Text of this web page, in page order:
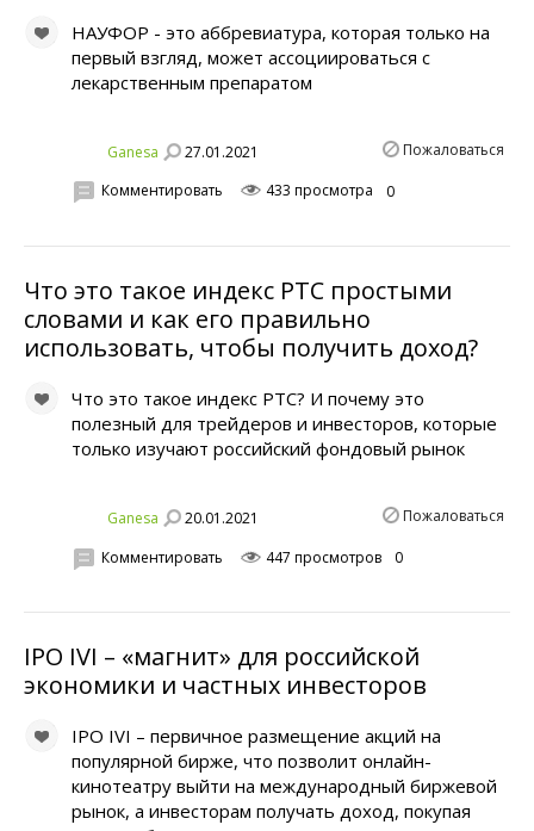
НАУФОР - это аббревиатура, которая только на
первый взгляд, может ассоциироваться с
лекарственным препаратом
Ganesa 27.01.2021 Пожаловаться
Комментировать 433 просмотра 0
Что это такое индекс РТС простыми
словами и как его правильно
использовать, чтобы получить доход?
Что это такое индекс РТС? И почему это
полезный для трейдеров и инвесторов, которые
только изучают российский фондовый рынок
Ganesa 20.01.2021 Пожаловаться
Комментировать 447 просмотров 0
IPO IVI – «магнит» для российской
экономики и частных инвесторов
IPO IVI – первичное размещение акций на
популярной бирже, что позволит онлайн-
кинотеатру выйти на международный биржевой
рынок, а инвесторам получать доход, покупая